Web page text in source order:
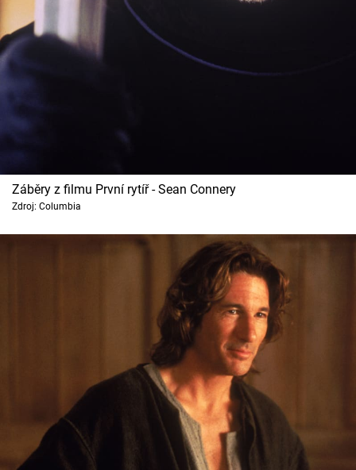
Záběry z filmu První rytíř - Sean Connery
Zdroj: Columbia